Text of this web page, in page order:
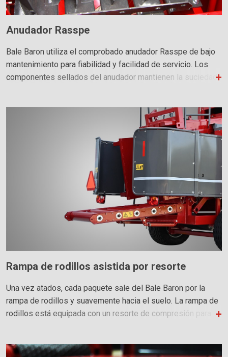
Anudador Rasspe
Bale Baron utiliza el comprobado anudador Rasspe de bajo
mantenimiento para fiabilidad y facilidad de servicio. Los
componentes sellados del anudador mantienen la suciedad
Rampa de rodillos asistida por resorte
Una vez atados, cada paquete sale del Bale Baron por la
rampa de rodillos y suavemente hacia el suelo. La rampa de
rodillos está equipada con un resorte de compresión para